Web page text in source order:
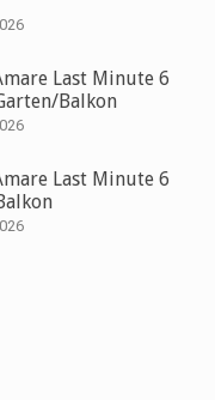
Last Minute 6
Balkon
Last Minute 6